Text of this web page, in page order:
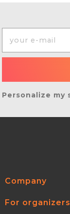
Personalize my
Company
For organizers